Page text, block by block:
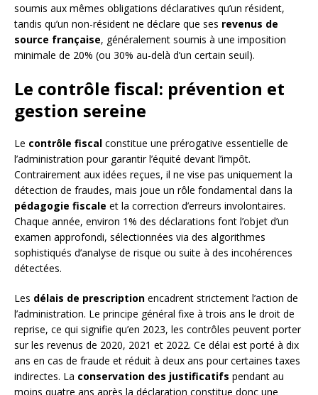
soumis aux mêmes obligations déclaratives qu’un résident,
tandis qu’un non-résident ne déclare que ses revenus de
source française, généralement soumis à une imposition
minimale de 20% (ou 30% au-delà d’un certain seuil).
Le contrôle fiscal: prévention et
gestion sereine
Le contrôle fiscal constitue une prérogative essentielle de
l’administration pour garantir l’équité devant l’impôt.
Contrairement aux idées reçues, il ne vise pas uniquement la
détection de fraudes, mais joue un rôle fondamental dans la
pédagogie fiscale et la correction d’erreurs involontaires.
Chaque année, environ 1% des déclarations font l’objet d’un
examen approfondi, sélectionnées via des algorithmes
sophistiqués d’analyse de risque ou suite à des incohérences
détectées.
Les délais de prescription encadrent strictement l’action de
l’administration. Le principe général fixe à trois ans le droit de
reprise, ce qui signifie qu’en 2023, les contrôles peuvent porter
sur les revenus de 2020, 2021 et 2022. Ce délai est porté à dix
ans en cas de fraude et réduit à deux ans pour certaines taxes
indirectes. La conservation des justificatifs pendant au
moins quatre ans après la déclaration constitue donc une